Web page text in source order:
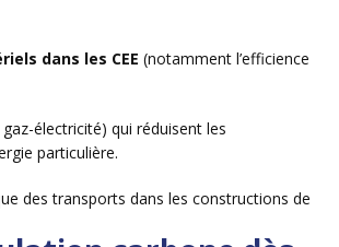
dans les CEE (notamment l’efficience
électricité) qui réduisent les
particulière.
des transports dans les constructions de